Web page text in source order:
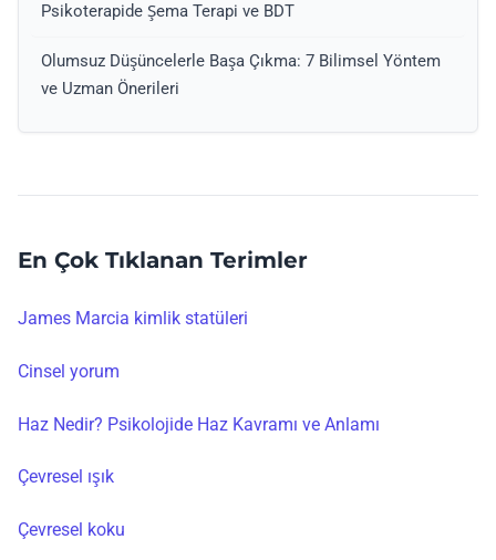
Psikoterapide Şema Terapi ve BDT
Olumsuz Düşüncelerle Başa Çıkma: 7 Bilimsel Yöntem
ve Uzman Önerileri
En Çok Tıklanan Terimler
James Marcia kimlik statüleri
Cinsel yorum
Haz Nedir? Psikolojide Haz Kavramı ve Anlamı
Çevresel ışık
Çevresel koku